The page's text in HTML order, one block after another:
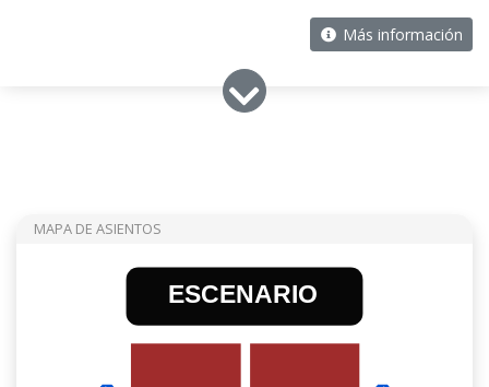
Más información
MAPA DE ASIENTOS
ESCENARIO